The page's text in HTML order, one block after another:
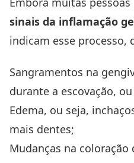
sinais da inflamação
indicam esse processo,
Sangramentos na
durante a escovação,
Edema, ou seja,
mais dentes;
Mudanças na coloração